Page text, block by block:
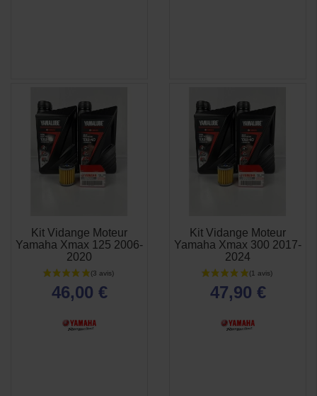
Kit Vidange Moteur
Yamaha Xmax 125 2006-
2020
46,00 €
Kit Vidange Moteur
Yamaha Xmax 300 2017-
2024
47,90 €
 APERÇU
RAPIDE
 APERÇU
RAPIDE